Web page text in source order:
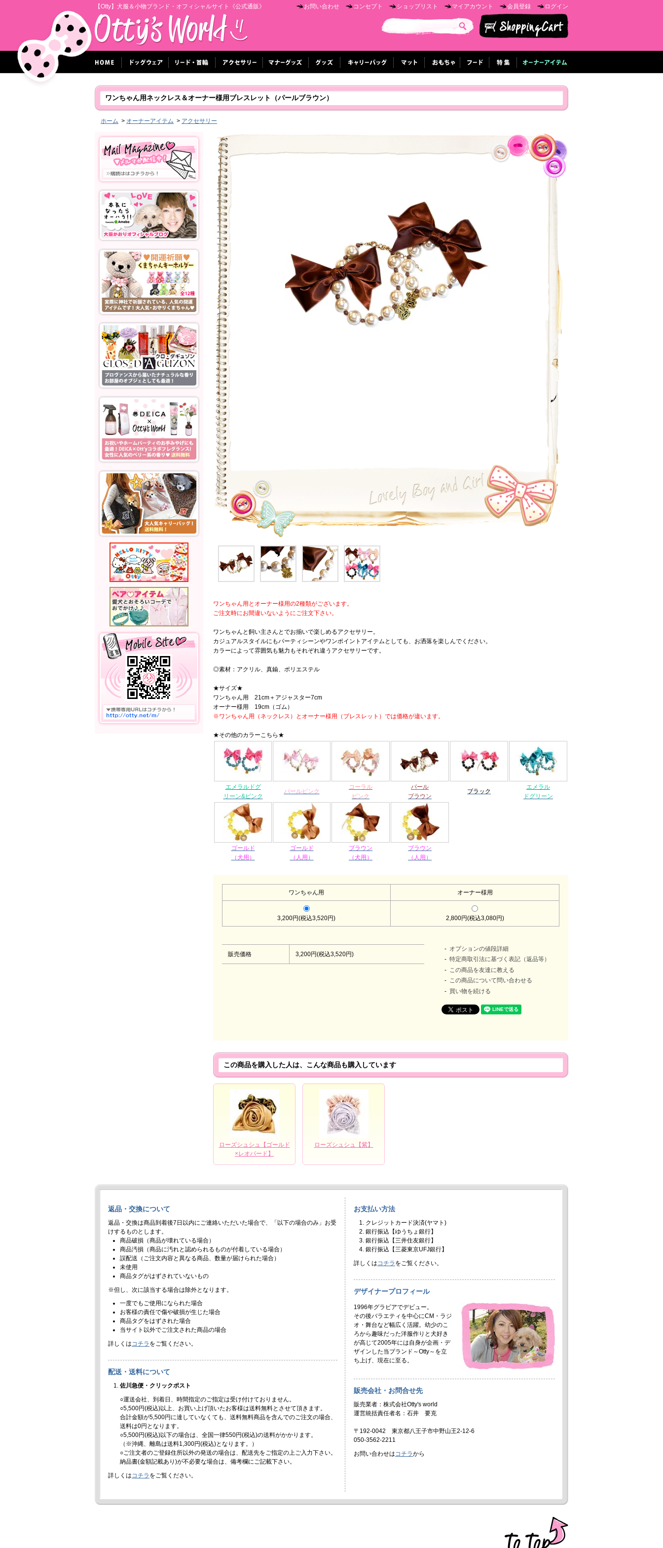
【Otty】犬服＆小物ブランド・オフィシャルサイト《公式通販》 ログイン
会員登録
マイアカウント
ショップリスト
コンセプト
お問い合わせ
ワンちゃん用ネックレス＆オーナー様用ブレスレット（パールブラウン）
ホーム > オーナーアイテム > アクセサリー
ワンちゃん用とオーナー様用の2種類がございます。
ご注文時にお間違いないようにご注文下さい。
ワンちゃんと飼い主さんとでお揃いで楽しめるアクセサリー。
カジュアルスタイルにもパーティシーンやワンポイントアイテムとしても、お洒落を楽しんでください。
カラーによって雰囲気も魅力もそれぞれ違うアクセサリーです。
◎素材：アクリル、真鍮、ポリエステル
★サイズ★
ワンちゃん用 21cm＋アジャスター7cm
オーナー様用 19cm（ゴム）
※ワンちゃん用（ネックレス）とオーナー様用（ブレスレット）では価格が違います。
★その他のカラーこちら★
エメラルドグ
リーン&ピンク
パールピンク
コーラル
ピンク
パール
ブラウン
ブラック
エメラル
ドグリーン
ゴールド
（犬用）
ゴールド
（人用）
ブラウン
（犬用）
ブラウン
（人用）
ワンちゃん用 オーナー様用
3,200円(税込3,520円) 2,800円(税込3,080円)
販売価格 3,200円(税込3,520円)
オプションの値段詳細
特定商取引法に基づく表記（返品等）
この商品を友達に教える
この商品について問い合わせる
買い物を続ける
この商品を購入した人は、こんな商品も購入しています
ローズシュシュ【ゴールド
×レオパード】
ローズシュシュ【紫】
返品・交換について
返品・交換は商品到着後7日以内にご連絡いただいた場合で、「以下の場合のみ」お受
けするものとします。
商品破損（商品が壊れている場合）
商品汚損（商品に汚れと認められるものが付着している場合）
誤配送（ご注文内容と異なる商品、数量が届けられた場合）
未使用
商品タグがはずされていないもの
※但し、次に該当する場合は除外となります。
一度でもご使用になられた場合
お客様の責任で傷や破損が生じた場合
商品タグをはずされた場合
当サイト以外でご注文された商品の場合
詳しくは コチラ をご覧ください。
配送・送料について
佐川急便・クリックポスト
○運送会社、到着日、時間指定のご指定は受け付けておりません。
○5,500円(税込)以上、お買い上げ頂いたお客様は送料無料とさせて頂きます。
合計金額が5,500円に達していなくても、送料無料商品を含んでのご注文の場合、
送料は0円となります。
○5,500円(税込)以下の場合は、全国一律550円(税込)の送料がかかります。
（※沖縄、離島は送料1,300円(税込)となります。）
○ご注文者のご登録住所以外の発送の場合は、配送先をご指定の上ご入力下さい。
納品書(金額記載あり)が不必要な場合は、備考欄にご記載下さい。
詳しくは コチラ をご覧ください。
お支払い方法
クレジットカード決済(ヤマト)
銀行振込【ゆうちょ銀行】
銀行振込【三井住友銀行】
銀行振込【三菱東京UFJ銀行】
詳しくは コチラ をご覧ください。
デザイナープロフィール
1996年グラビアでデビュー。
その後バラエティを中心にCM・ラジ
オ・舞台など幅広く活躍。幼少のこ
ろから趣味だった洋服作りと犬好き
が高じて2005年には自身が企画・デ
ザインした当ブランド～Otty～を立
ち上げ、現在に至る。
販売会社・お問合せ先
販売業者：株式会社Otty's world
運営統括責任者名：石井 要克
〒192-0042 東京都八王子市中野山王2-12-6
050-3562-2211
お問い合わせは コチラから